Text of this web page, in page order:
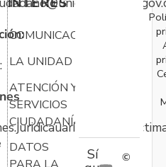
COMUNICACIONES
LA UNIDAD
ATENCIÓN Y
SERVICIOS
CIUDADANÍA
DATOS
Sí
©